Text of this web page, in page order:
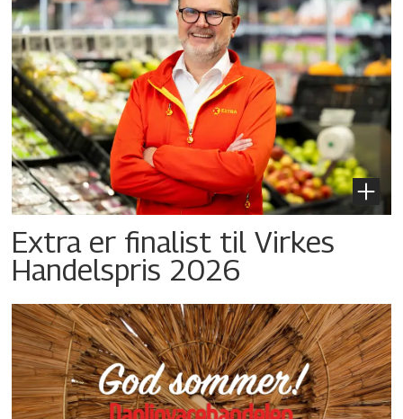
Extra er finalist til Virkes
Handelspris 2026